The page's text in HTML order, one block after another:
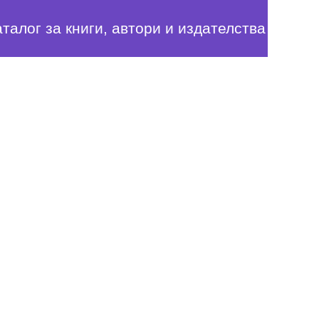
за книги, автори и издателства